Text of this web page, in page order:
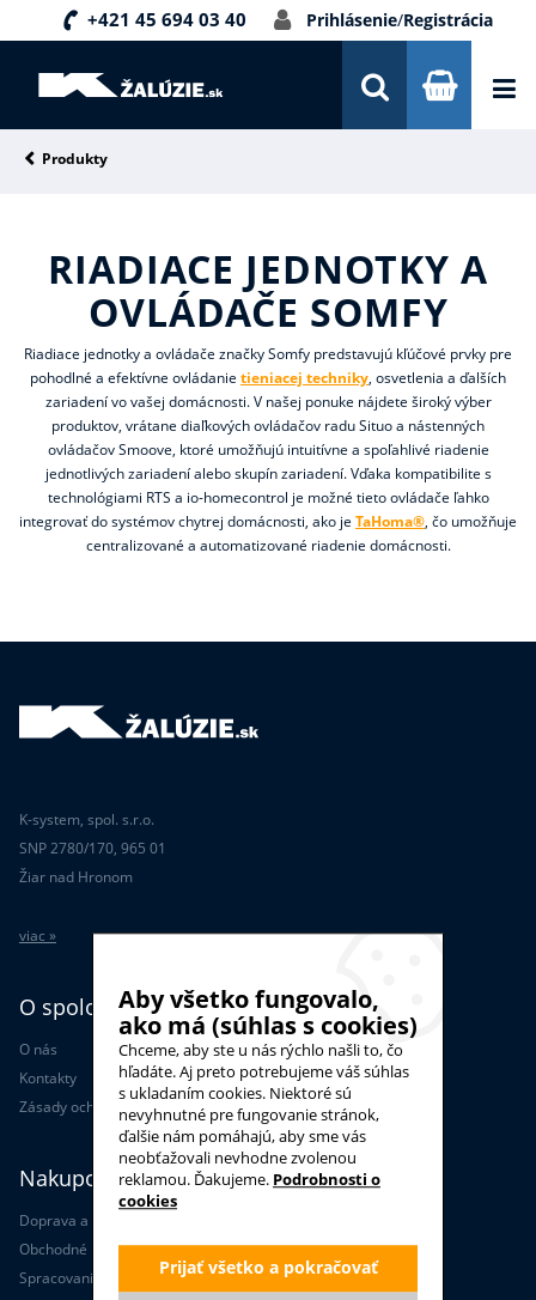
+421 45 694 03 40 Prihlásenie/Registrácia
DOPRAVA A PLATBA
NOVINKY
Produkty
RIADIACE JEDNOTKY A
OVLÁDAČE SOMFY
Riadiace jednotky a ovládače značky Somfy predstavujú kľúčové prvky pre
pohodlné a efektívne ovládanie tieniacej techniky, osvetlenia a ďalších
zariadení vo vašej domácnosti. V našej ponuke nájdete široký výber
produktov, vrátane diaľkových ovládačov radu Situo a nástenných
ovládačov Smoove, ktoré umožňujú intuitívne a spoľahlivé riadenie
jednotlivých zariadení alebo skupín zariadení. Vďaka kompatibilite s
technológiami RTS a io-homecontrol je možné tieto ovládače ľahko
integrovať do systémov chytrej domácnosti, ako je TaHoma®, čo umožňuje
centralizované a automatizované riadenie domácnosti.
K-system, spol. s.r.o.
SNP 2780/170, 965 01
Žiar nad Hronom
viac »
O spoločnosti
O nás
Kontakty
Zásady ochrany osobných údajov
Nakupovanie
Doprava a platba
Obchodné podmienky
Spracovanie osobných údajov
Aby všetko fungovalo,
ako má (súhlas s cookies)
Chceme, aby ste u nás rýchlo našli to, čo
hľadáte. Aj preto potrebujeme váš súhlas
s ukladaním cookies. Niektoré sú
nevyhnutné pre fungovanie stránok,
ďalšie nám pomáhajú, aby sme vás
neobťažovali nevhodne zvolenou
reklamou. Ďakujeme. Podrobnosti o
cookies
Prijať všetko a pokračovať